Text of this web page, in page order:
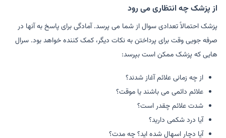
از پزشک چه انتظاری می رود
پزشک احتمالاً تعدادی سوال از شما می پرسد. آمادگی برای پاسخ به آنها در
صرفه جویی وقت برای پرداختن به نکات دیگر، کمک کننده خواهد بود. سرال
هایی که پزشک ممکن است بپرسد:
از چه زمانی علائم آغاز شدند؟
علائم دائمی می باشند یا موقت؟
شدت علائم چقدر است؟
آیا درد شکمی دارید؟
آیا دچار اسهال شده اید؟ چه مدت؟